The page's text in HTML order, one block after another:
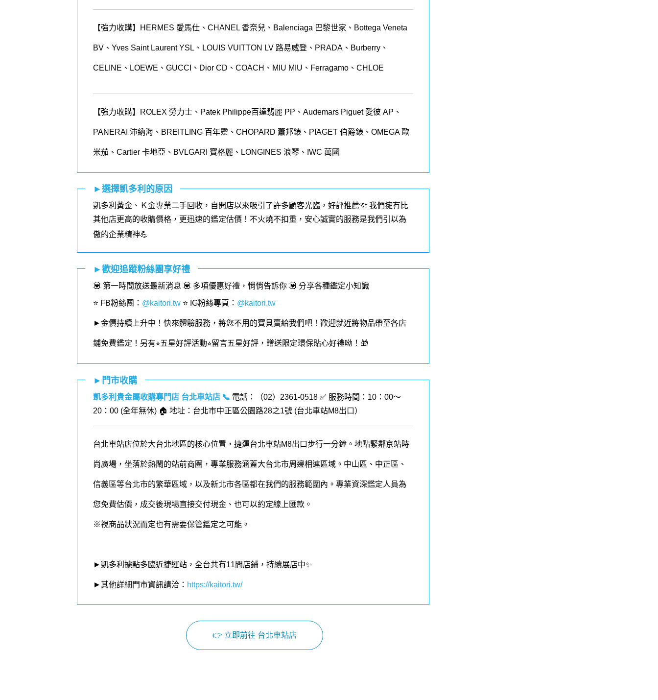
【強力收購】HERMES 愛馬仕、CHANEL 香奈兒、Balenciaga 巴黎世家、Bottega Veneta
BV、Yves Saint Laurent YSL、LOUIS VUITTON LV 路易威登、PRADA、Burberry、
CELINE、LOEWE、GUCCI、Dior CD、COACH、MIU MIU、Ferragamo、CHLOE
【強力收購】ROLEX 勞力士、 Patek Philippe百達翡麗 PP 、 Audemars Piguet 愛彼 AP 、
PANERAI 沛納海、 BREITLING 百年靈、 CHOPARD 蕭邦錶、 PIAGET 伯爵錶、 OMEGA 歐
米茄、 Cartier 卡地亞、 BVLGARI 寶格麗、 LONGINES 浪琴、 IWC 萬國
►選擇凱多利的原因
凱多利黃金、Ｋ金專業二手回收，自開店以來吸引了許多顧客光臨，好評推薦🩷 我們擁有比
其他店更高的收購價格，更迅速的鑑定估價！不火燒不扣重，安心誠實的服務是我們引以為
傲的企業精神💪
►歡迎追蹤粉絲團享好禮
💟 第一時間放送最新消息 💟 多項優惠好禮，悄悄告訴你 💟 分享各種鑑定小知識
⭐️ FB粉絲團 ： @kaitori.tw ⭐️ IG粉絲專頁 ： @kaitori.tw
►金價持續上升中！快來體驗服務，將您不用的寶貝賣給我們吧！歡迎就近將物品帶至各店
鋪免費鑑定！ 另有⭐︎五星好評活動⭐︎留言五星好評，贈送限定環保貼心好禮呦！🎁
►門市收購
凱多利貴金屬收購專門店 台北車站店 📞 電話：（02）2361-0518 ✅ 服務時間：10：00～
20：00 (全年無休) 🏠 地址：台北市中正區公園路28之1號 (台北車站M8出口 ）
台北車站店位於大台北地區的核心位置，捷運台北車站M8出口步行一分鐘。地點緊鄰京站時
尚廣場，坐落於熱鬧的站前商圈，專業服務涵蓋大台北市周邊相連區域。中山區、中正區、
信義區等台北市的繁華區域，以及新北市各區都在我們的服務範圍內 。 專業資深鑑定人員為
您免費估價，成交後現場直接交付現金、也可以約定線上匯款。
※視商品狀況而定也有需要保管鑑定之可能。
►凱多利據點多臨近捷運站，全台共有11間店鋪，持續展店中✨
►其他詳細門市資訊請洽： https://kaitori.tw/
👉 立即前往 台北車站店